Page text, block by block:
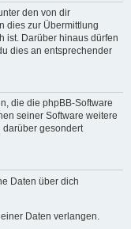
den von dir
dies zur Übermittlung
ist. Darüber hinaus dürfen
dies an entsprechender
die die phpBB-Software
seiner Software weitere
darüber gesondert
Daten über dich
Daten verlangen.